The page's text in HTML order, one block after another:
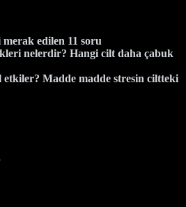
edilen 11 soru
nelerdir? Hangi cilt daha çabuk
etkiler? Madde madde stresin ciltteki